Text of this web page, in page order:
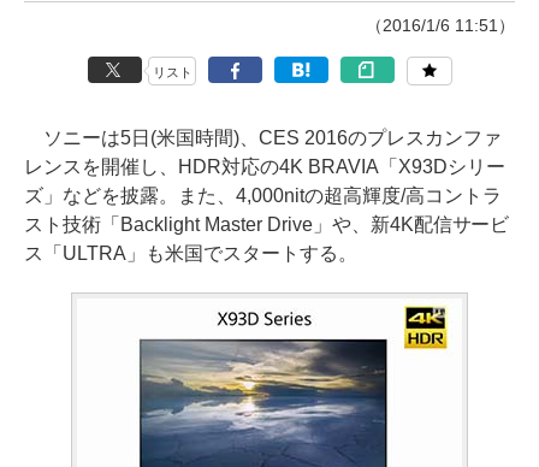
（2016/1/6 11:51）
リスト
ソニーは5日(米国時間)、CES 2016のプレスカンファ
レンスを開催し、HDR対応の4K BRAVIA「X93Dシリー
ズ」などを披露。また、4,000nitの超高輝度/高コントラ
スト技術「Backlight Master Drive」や、新4K配信サービ
ス「ULTRA」も米国でスタートする。